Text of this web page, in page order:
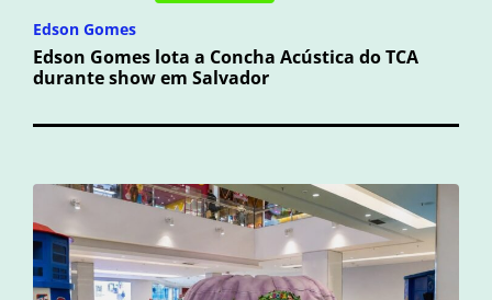
Edson Gomes
Edson Gomes lota a Concha Acústica do TCA
durante show em Salvador